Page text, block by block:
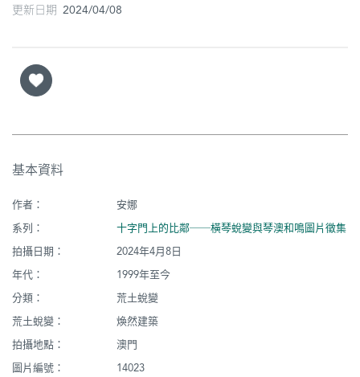
廟
街
更新日期 2024/04/08
基本資料
作者：
安娜
系列：
十字門上的比鄰──橫琴蛻變與琴澳和鳴圖片徵集
拍攝日期：
2024年4月8日
年代：
1999年至今
分類：
荒土蛻變
荒土蛻變：
煥然建築
拍攝地點：
澳門
圖片編號：
14023